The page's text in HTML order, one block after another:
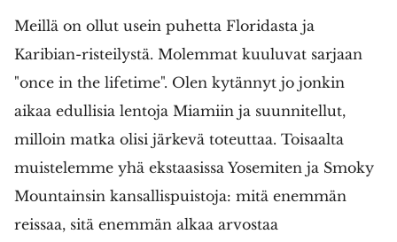
Meillä on ollut usein puhetta Floridasta ja
Karibian-risteilystä. Molemmat kuuluvat sarjaan
"once in the lifetime". Olen kytännyt jo jonkin
aikaa edullisia lentoja Miamiin ja suunnitellut,
milloin matka olisi järkevä toteuttaa. Toisaalta
muistelemme yhä ekstaasissa Yosemiten ja Smoky
Mountainsin kansallispuistoja: mitä enemmän
reissaa, sitä enemmän alkaa arvostaa